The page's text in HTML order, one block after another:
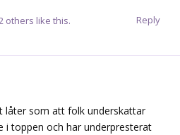
Reply
others like this.
låter som att folk underskattar
i toppen och har underpresterat